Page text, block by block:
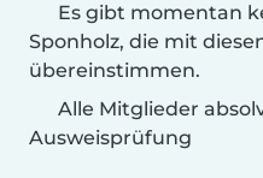
Es gibt momentan
Sponholz, die mit
übereinstimmen.
Alle Mitglieder
Ausweisprüfung